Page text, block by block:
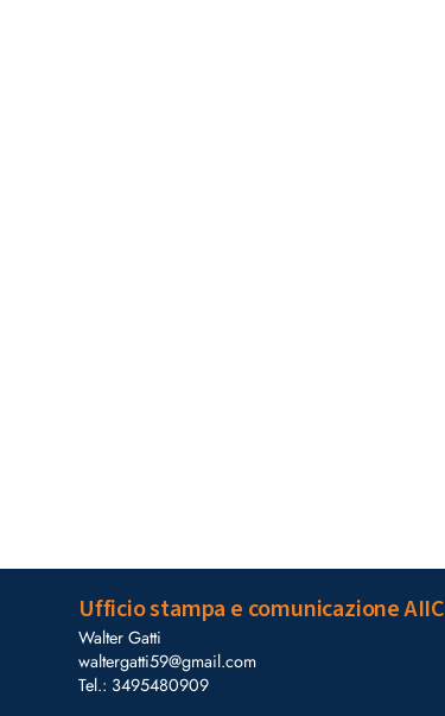
Ufficio stampa e comunicazione AIIC
Walter Gatti
waltergatti59@gmail.com
Tel.: 3495480909